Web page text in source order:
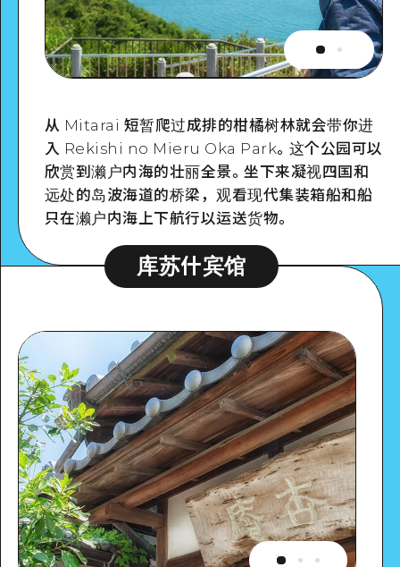
从 Mitarai 短暂爬过成排的柑橘树林就会带你进
入 Rekishi no Mieru Oka Park。这个公园可以
欣赏到濑户内海的壮丽全景。坐下来凝视四国和
远处的岛波海道的桥梁，观看现代集装箱船和船
只在濑户内海上下航行以运送货物。
库苏什宾馆